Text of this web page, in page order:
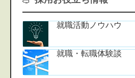
就職活動ノウハウ
就職・転職体験談